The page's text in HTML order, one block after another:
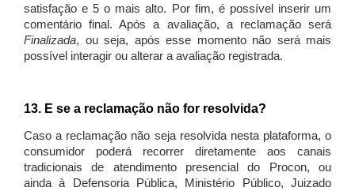
satisfação e 5 o mais alto. Por fim, é possível inserir um
comentário final. Após a avaliação, a reclamação será
Finalizada, ou seja, após esse momento não será mais
possível interagir ou alterar a avaliação registrada.
13. E se a reclamação não for resolvida?
Caso a reclamação não seja resolvida nesta plataforma, o
consumidor poderá recorrer diretamente aos canais
tradicionais de atendimento presencial do Procon, ou
ainda à Defensoria Pública, Ministério Público, Juizado